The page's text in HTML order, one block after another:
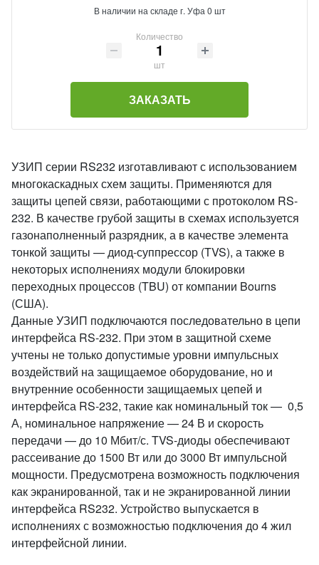
В наличии на складе г. Уфа 0 шт
Количество
шт
ЗАКАЗАТЬ
УЗИП серии RS232 изготавливают с использованием
многокаскадных схем защиты. Применяются для
защиты цепей связи, работающими с протоколом RS-
232. В качестве грубой защиты в схемах используется
газонаполненный разрядник, а в качестве элемента
тонкой защиты — диод-суппрессор (TVS), а также в
некоторых исполнениях модули блокировки
переходных процессов (TBU) от компании Bourns
(США).
Данные УЗИП подключаются последовательно в цепи
интерфейса RS-232. При этом в защитной схеме
учтены не только допустимые уровни импульсных
воздействий на защищаемое оборудование, но и
внутренние особенности защищаемых цепей и
интерфейса RS-232, такие как номинальный ток — 0,5
А, номинальное напряжение — 24 В и скорость
передачи — до 10 Мбит/с. TVS-диоды обеспечивают
рассеивание до 1500 Вт или до 3000 Вт импульсной
мощности. Предусмотрена возможность подключения
как экранированной, так и не экранированной линии
интерфейса RS232. Устройство выпускается в
исполнениях с возможностью подключения до 4 жил
интерфейсной линии.